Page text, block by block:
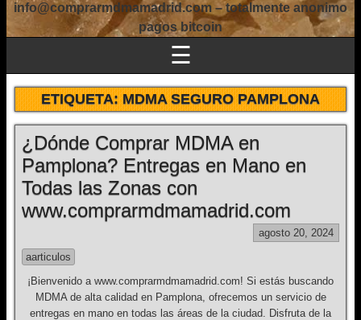
info@comprarmdmamadrid.com – totalmente anonimo
pagos bitcoin
☰
ETIQUETA:MDMA SEGURO PAMPLONA
¿Dónde Comprar MDMA en
Pamplona? Entregas en Mano en
Todas las Zonas con
www.comprarmdmamadrid.com
agosto 20, 2024
aarticulos
¡Bienvenido a www.comprarmdmamadrid.com! Si estás buscando
MDMA de alta calidad en Pamplona, ofrecemos un servicio de
entregas en mano en todas las áreas de la ciudad. Disfruta de la